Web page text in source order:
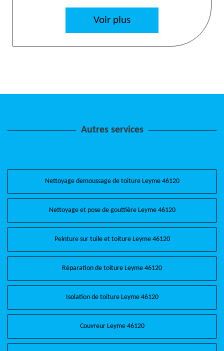
Voir plus
Autres services
Nettoyage demoussage de toiture Leyme 46120
Nettoyage et pose de gouttière Leyme 46120
Peinture sur tuile et toiture Leyme 46120
Réparation de toiture Leyme 46120
Isolation de toiture Leyme 46120
Couvreur Leyme 46120